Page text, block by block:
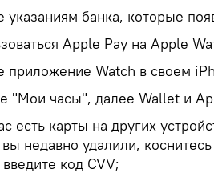
указаниям банка, которые
Apple Pay на Apple
приложение Watch в своем
"Мои часы", далее Wallet и
есть карты на других
недавно удалили,
код CVV;